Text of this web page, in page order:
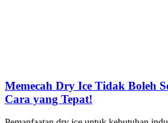
Memecah Dry Ice Tidak Boleh
Cara yang Tepat!